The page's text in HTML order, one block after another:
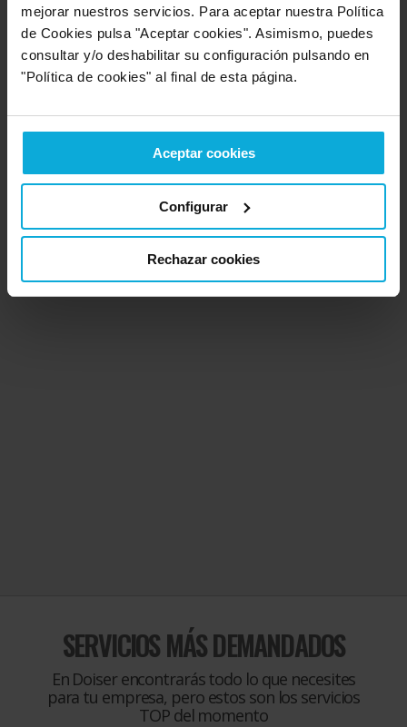
mejorar nuestros servicios. Para aceptar nuestra Política
de Cookies pulsa "Aceptar cookies". Asimismo, puedes
consultar y/o deshabilitar su configuración pulsando en
"Política de cookies" al final de esta página.
Aceptar cookies
Configurar
Rechazar cookies
Empresa relacionada con la categoría: Asesoramiento
jurídico
Ir a Asesoramiento jurídico
SERVICIOS MÁS DEMANDADOS
En Doiser encontrarás todo lo que necesites
para tu empresa, pero estos son los servicios
TOP del momento